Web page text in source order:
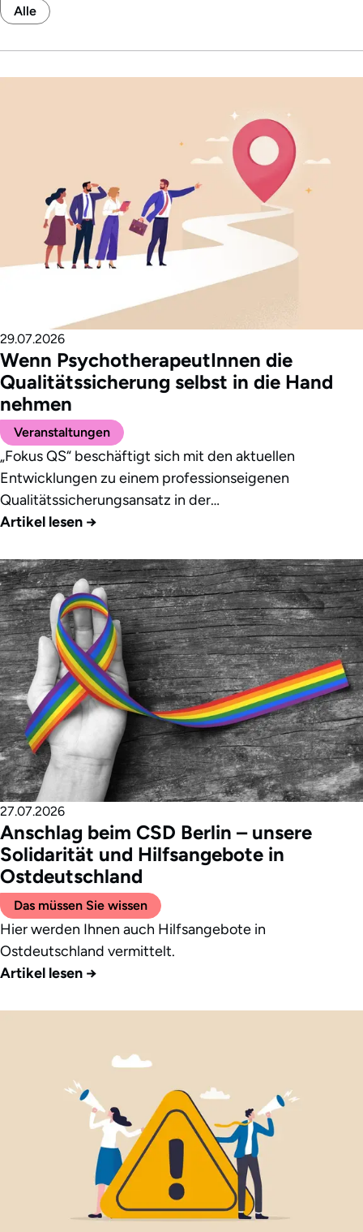
Alle
Wenn PsychotherapeutInnen die
Qualitätssicherung selbst in die Hand
nehmen
29.07.2026
Veranstaltungen
„Fokus QS“ beschäftigt sich mit den aktuellen
Entwicklungen zu einem professionseigenen
Qualitätssicherungsansatz in der…
Artikel lesen →
Anschlag beim CSD Berlin – unsere
Solidarität und Hilfsangebote in
Ostdeutschland
27.07.2026
Das müssen Sie wissen
Hier werden Ihnen auch Hilfsangebote in
Ostdeutschland vermittelt.
Artikel lesen →